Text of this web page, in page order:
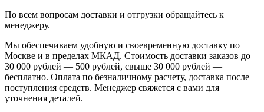
По всем вопросам доставки и отгрузки обращайтесь к
менеджеру.
Мы обеспечиваем удобную и своевременную доставку по
Москве и в пределах МКАД. Стоимость доставки заказов до
30 000 рублей — 500 рублей, свыше 30 000 рублей —
бесплатно. Оплата по безналичному расчету, доставка после
поступления средств. Менеджер свяжется с вами для
уточнения деталей.